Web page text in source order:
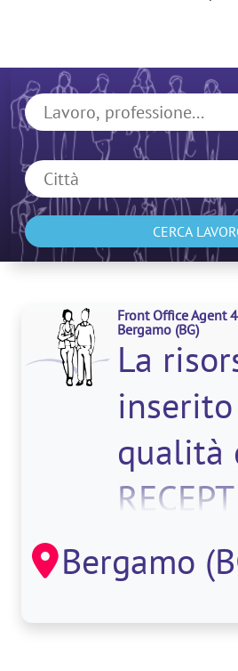
CERCA
Front Office Agent
Bergamo (BG)
La
qualità
al back
Bergamo